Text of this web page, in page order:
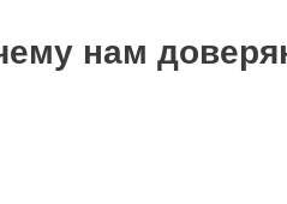
Bork
водонагревателей
нам